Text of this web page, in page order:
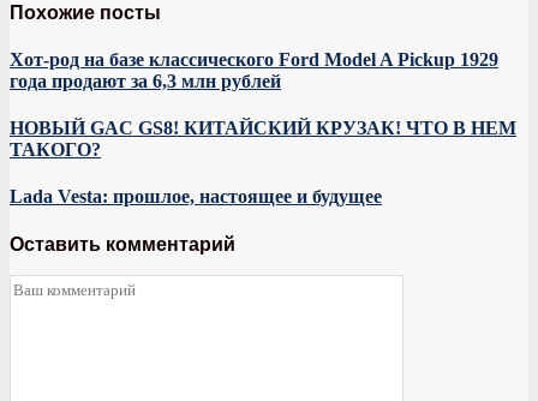
Похожие посты
Хот-род на базе классического Ford Model A Pickup 1929
года продают за 6,3 млн рублей
НОВЫЙ GAC GS8! КИТАЙСКИЙ КРУЗАК! ЧТО В НЕМ
ТАКОГО?
Lada Vesta: прошлое, настоящее и будущее
Оставить комментарий